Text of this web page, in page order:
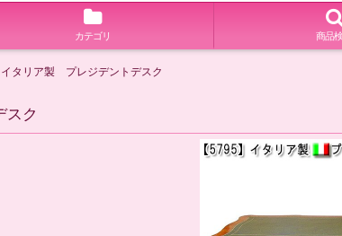
カテゴリ 商品
イタリア製 プレジデントデスク
スク